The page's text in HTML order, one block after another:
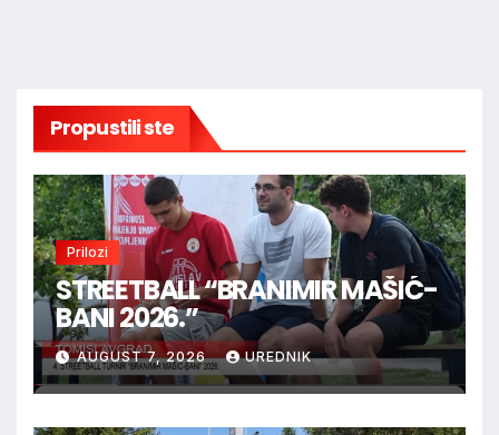
Propustili ste
Prilozi
STREETBALL “BRANIMIR MAŠIĆ-
BANI 2026.”
AUGUST 7, 2026 UREDNIK